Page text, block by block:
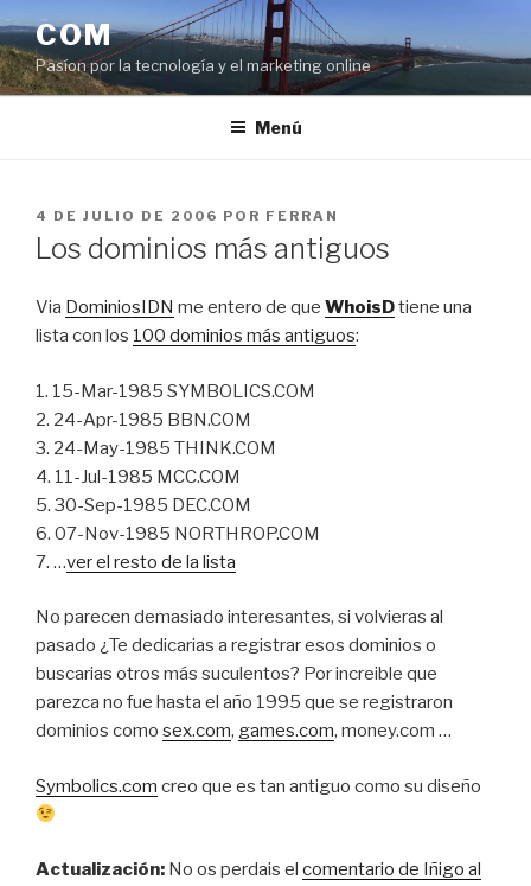
al
contenido
COM
Pasíon por la tecnología y el marketing online
Menú
PUBLICADO
EL
4 DE JULIO DE 2006 POR FERRAN
Los dominios más antiguos
Via DominiosIDN me entero de que WhoisDtiene una
lista con los 100 dominios más antiguos:
1. 15-Mar-1985 SYMBOLICS.COM
2. 24-Apr-1985 BBN.COM
3. 24-May-1985 THINK.COM
4. 11-Jul-1985 MCC.COM
5. 30-Sep-1985 DEC.COM
6. 07-Nov-1985 NORTHROP.COM
7. …ver el resto de la lista
No parecen demasiado interesantes, si volvieras al
pasado ¿Te dedicarias a registrar esos dominios o
buscarias otros más suculentos? Por increible que
parezca no fue hasta el año 1995 que se registraron
dominios como sex.com, games.com, money.com …
Symbolics.com creo que es tan antiguo como su diseño
Actualización: No os perdais el comentario de Iñigo al